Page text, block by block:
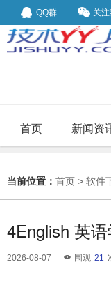
QQ群 关
首页 新闻资
当前位置： 首页 > 软件
4English 英
2026-08-07 围观 21